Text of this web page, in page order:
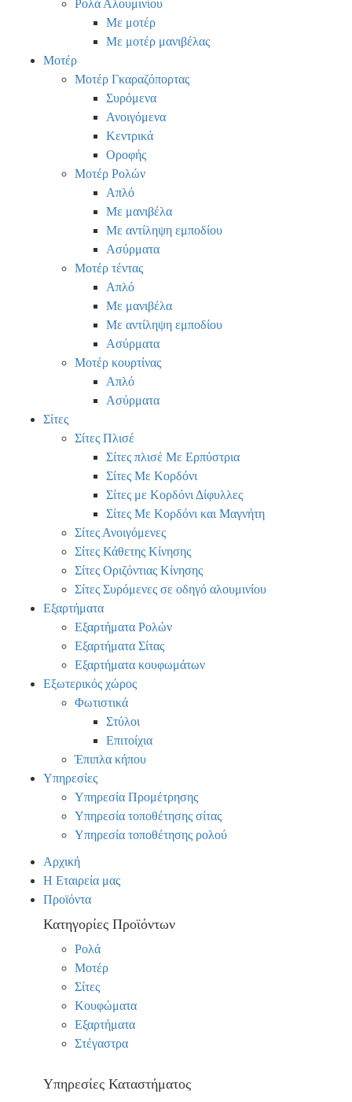
Ρολά Αλουμινίου
Με μοτέρ
Με μοτέρ μανιβέλας
Μοτέρ
Μοτέρ Γκαραζόπορτας
Συρόμενα
Ανοιγόμενα
Κεντρικά
Οροφής
Μοτέρ Ρολών
Απλό
Με μανιβέλα
Με αντίληψη εμποδίου
Ασύρματα
Μοτέρ τέντας
Απλό
Με μανιβέλα
Με αντίληψη εμποδίου
Ασύρματα
Μοτέρ κουρτίνας
Απλό
Ασύρματα
Σίτες
Σίτες Πλισέ
Σίτες πλισέ Με Ερπύστρια
Σίτες Με Κορδόνι
Σίτες με Κορδόνι Δίφυλλες
Σίτες Με Κορδόνι και Μαγνήτη
Σίτες Ανοιγόμενες
Σίτες Κάθετης Κίνησης
Σίτες Οριζόντιας Κίνησης
Σίτες Συρόμενες σε οδηγό αλουμινίου
Εξαρτήματα
Εξαρτήματα Ρολών
Εξαρτήματα Σίτας
Εξαρτήματα κουφωμάτων
Εξωτερικός χώρος
Φωτιστικά
Στύλοι
Επιτοίχια
Έπιπλα κήπου
Υπηρεσίες
Υπηρεσία Προμέτρησης
Υπηρεσία τοποθέτησης σίτας
Υπηρεσία τοποθέτησης ρολού
Αρχική
Η Εταιρεία μας
Προϊόντα
Κατηγορίες Προϊόντων
Ρολά
Μοτέρ
Σίτες
Κουφώματα
Εξαρτήματα
Στέγαστρα
Υπηρεσίες Καταστήματος